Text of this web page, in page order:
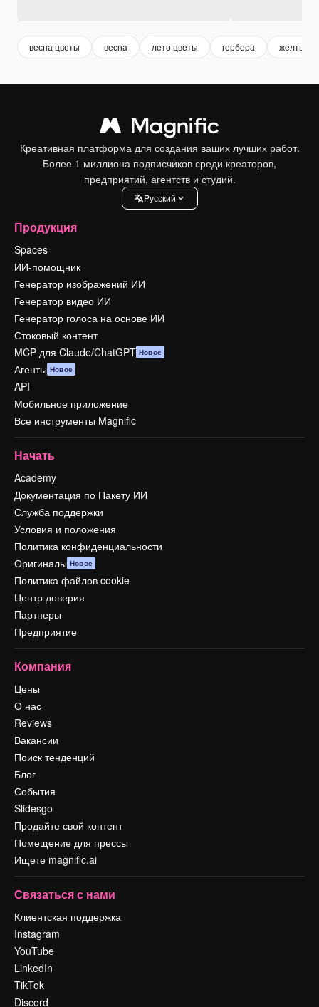
весна цветы весна лето цветы гербера желтые
Креативная платформа для создания ваших лучших работ.
Более 1 миллиона подписчиков среди креаторов,
предприятий, агентств и студий.
Pусский
Продукция
Spaces
ИИ-помощник
Генератор изображений ИИ
Генератор видео ИИ
Генератор голоса на основе ИИ
Стоковый контент
MCP для Claude/ChatGPT Новое
Агенты Новое
API
Мобильное приложение
Все инструменты Magnific
Начать
Academy
Документация по Пакету ИИ
Служба поддержки
Условия и положения
Политика конфиденциальности
Оригиналы Новое
Политика файлов cookie
Центр доверия
Партнеры
Предприятие
Компания
Цены
О нас
Reviews
Вакансии
Поиск тенденций
Блог
События
Slidesgo
Продайте свой контент
Помещение для прессы
Ищете magnific.ai
Связаться с нами
Клиентская поддержка
Instagram
YouTube
LinkedIn
TikTok
Discord